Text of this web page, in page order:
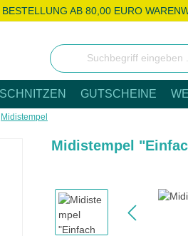
AB 80,00 EURO
GUTSCHEINE
Midistempel
Midistempel
Bildergalerie überspringen